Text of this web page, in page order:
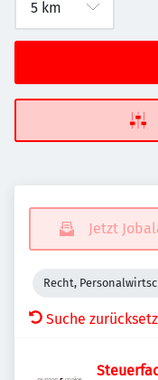
Jetzt
Recht,
Suche